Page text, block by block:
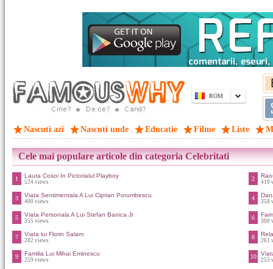
ROM
Nascuti azi Nascuti unde Educatie Filme Liste
Cele mai populare articole din categoria Celebritati
1 Laura Cosoi In Pictorialul Playboy
524 views 2 419
3 Viata Sentimentala A Lui Ciprian Porumbescu
400 views 4 358
5 Viata Personala A Lui Stefan Banica Jr
355 views 6 300
7 Viata lui Florin Salam
282 views 8 261
9 Familia Lui Mihai Eminescu
259 views 10 253